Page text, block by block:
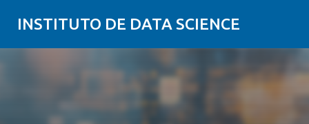
INSTITUTO DE DATA SCIENCE